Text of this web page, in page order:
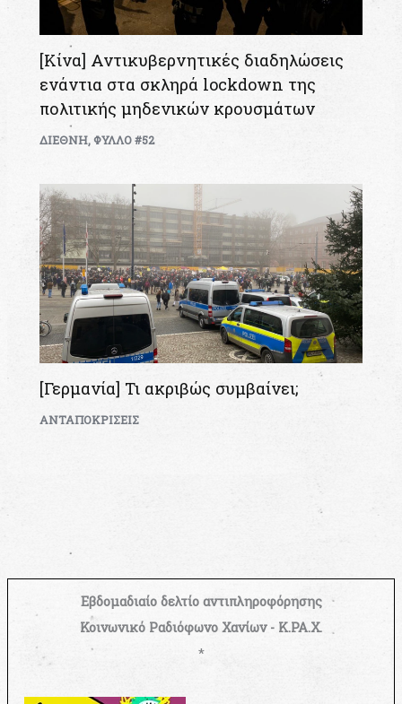
[Κίνα] Αντικυβερνητικές διαδηλώσεις
ενάντια στα σκληρά lockdown της
πολιτικής μηδενικών κρουσμάτων
ΔΙΕΘΝΗ,ΦΥΛΛΟ #52
[Γερμανία] Τι ακριβώς συμβαίνει;
ΑΝΤΑΠΟΚΡΙΣΕΙΣ
Εβδομαδιαίο δελτίο αντιπληροφόρησης
Κοινωνικό Ραδιόφωνο Χανίων - Κ.ΡΑ.Χ.
*